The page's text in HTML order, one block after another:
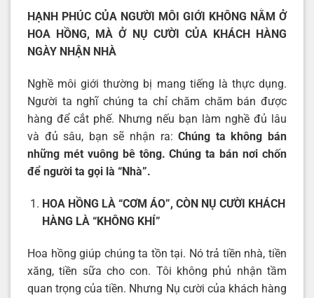
HẠNH PHÚC CỦA NGƯỜI MÔI GIỚI KHÔNG NẰM Ở
HOA HỒNG, MÀ Ở NỤ CƯỜI CỦA KHÁCH HÀNG
NGÀY NHẬN NHÀ
Nghề môi giới thường bị mang tiếng là thực dụng.
Người ta nghĩ chúng ta chỉ chăm chăm bán được
hàng để cắt phế. Nhưng nếu bạn làm nghề đủ lâu
và đủ sâu, bạn sẽ nhận ra:Chúng ta không bán
những mét vuông bê tông. Chúng ta bán nơi chốn
để người ta gọi là “Nhà”.
HOA HỒNG LÀ “CƠM ÁO”, CÒN NỤ CƯỜI KHÁCH
HÀNG LÀ “KHÔNG KHÍ”
Hoa hồng giúp chúng ta tồn tại. Nó trả tiền nhà, tiền
xăng, tiền sữa cho con. Tôi không phủ nhận tầm
quan trọng của tiền. Nhưng Nụ cười của khách hàng